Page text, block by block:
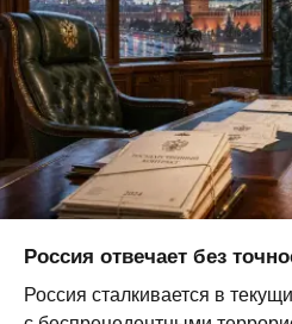
Россия отвечает без
Россия сталкивается в